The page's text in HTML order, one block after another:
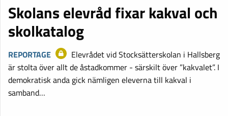
Skolans elevråd fixar kakval och
skolkatalog
REPORTAGE
Elevrådet vid Stocksätterskolan i Hallsberg
är stolta över allt de åstadkommer - särskilt över ”kakvalet”. I
demokratisk anda gick nämligen eleverna till kakval i
samband…